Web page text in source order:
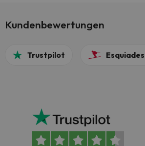
Kundenbewertungen
Trustpilot